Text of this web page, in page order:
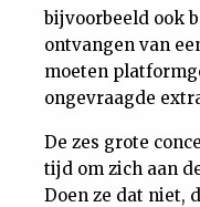
bijvoorbeeld ook
ontvangen van
moeten
ongevraagde
De zes grote
tijd om zich aan
Doen ze dat niet,